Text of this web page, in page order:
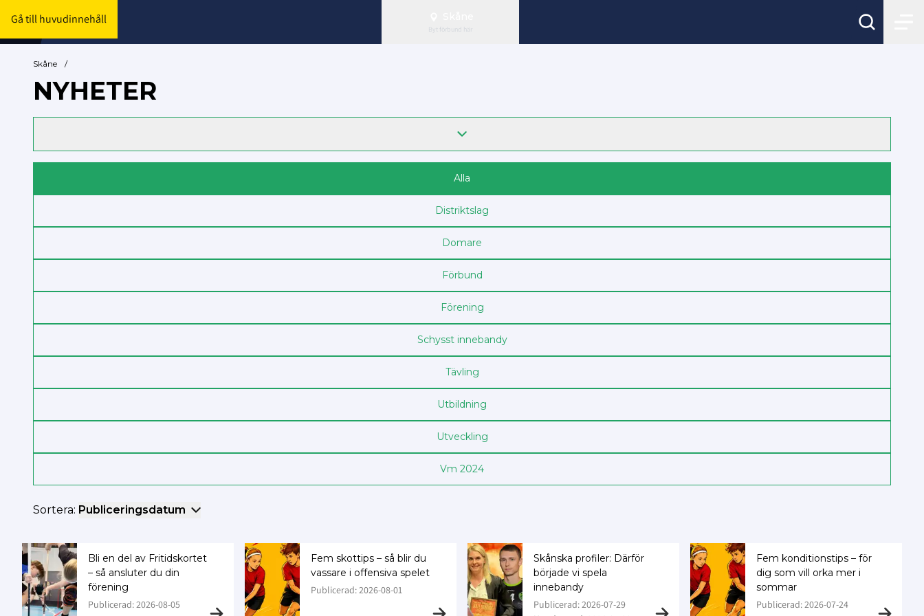
Gå till huvudinnehåll
Byt förbund här
Skåne /
NYHETER
Alla
Distriktslag
Domare
Förbund
Förening
Schysst innebandy
Tävling
Utbildning
Utveckling
Vm 2024
Sortera: Publiceringsdatum
Bli en del av Fritidskortet
– så ansluter du din
förening
Publicerad: 2026-08-05
Fem skottips – så blir du
vassare i offensiva spelet
Publicerad: 2026-08-01
Skånska profiler: Därför
började vi spela
innebandy
Publicerad: 2026-07-29
Fem konditionstips – för
dig som vill orka mer i
sommar
Publicerad: 2026-07-24